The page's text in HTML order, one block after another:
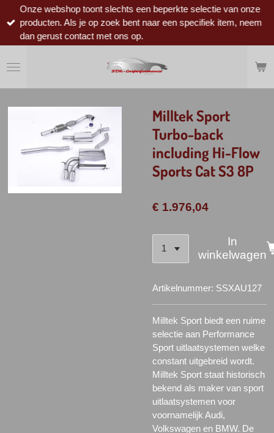
direct
naar
hoofdinhoud
Onze webshop toont slechts een beperkte selectie van onze
producten. Als je op zoek bent naar een specifiek item, neem
dan gerust contact met ons op.
Milltek Sport
Turbo-back
including Hi-Flow
Sports Cat S3 8P
€ 1.976,04
In
winkelwagen
Artikelnummer: SSXAU127
Milltek Sport biedt een ruime
selectie aan Performance
Sport uitlaatsystemen welke
constant uitgebreid wordt.
Milltek Sport staat historisch
bekend als maker van sport
uitlaatsystemen voor
voornamelijk Audi,
Volkswagen en BMW. De